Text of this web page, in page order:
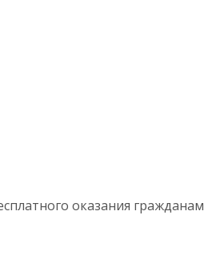
оказания гражданам